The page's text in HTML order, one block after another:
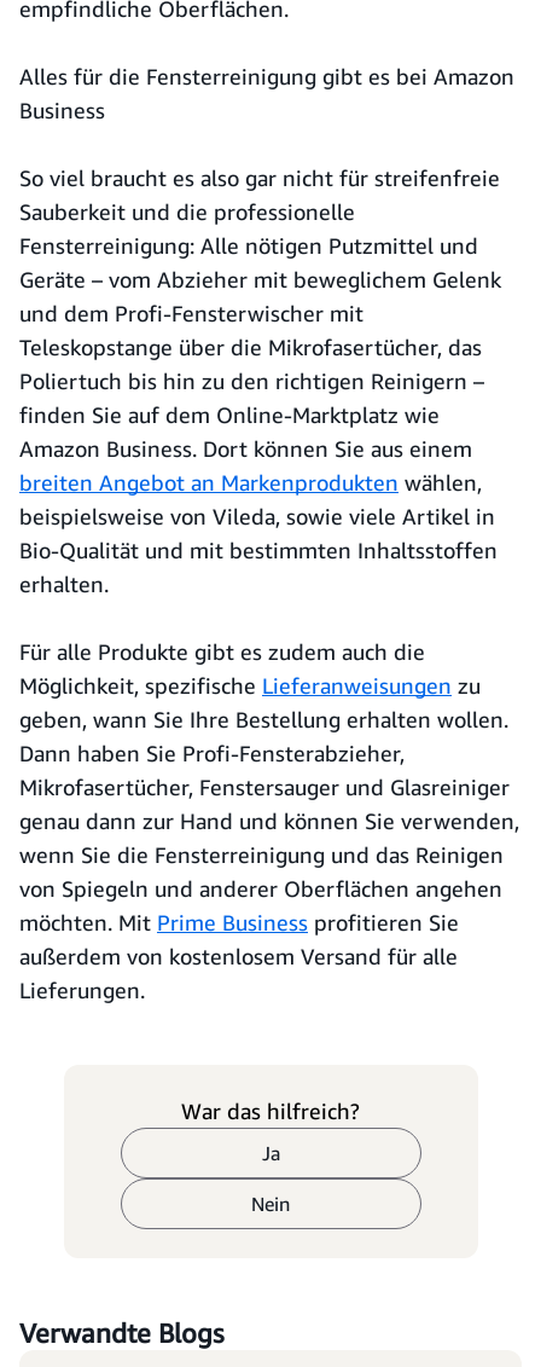
empfindliche Oberflächen.
Alles für die Fensterreinigung gibt es bei Amazon
Business
So viel braucht es also gar nicht für streifenfreie
Sauberkeit und die professionelle
Fensterreinigung: Alle nötigen Putzmittel und
Geräte – vom Abzieher mit beweglichem Gelenk
und dem Profi-Fensterwischer mit
Teleskopstange über die Mikrofasertücher, das
Poliertuch bis hin zu den richtigen Reinigern –
finden Sie auf dem Online-Marktplatz wie
Amazon Business. Dort können Sie aus einem
breiten Angebot an Markenprodukten wählen,
beispielsweise von Vileda, sowie viele Artikel in
Bio-Qualität und mit bestimmten Inhaltsstoffen
erhalten.
Für alle Produkte gibt es zudem auch die
Möglichkeit, spezifische Lieferanweisungen zu
geben, wann Sie Ihre Bestellung erhalten wollen.
Dann haben Sie Profi-Fensterabzieher,
Mikrofasertücher, Fenstersauger und Glasreiniger
genau dann zur Hand und können Sie verwenden,
wenn Sie die Fensterreinigung und das Reinigen
von Spiegeln und anderer Oberflächen angehen
möchten. Mit Prime Business profitieren Sie
außerdem von kostenlosem Versand für alle
Lieferungen.
War das hilfreich?
Ja
Nein
Verwandte Blogs